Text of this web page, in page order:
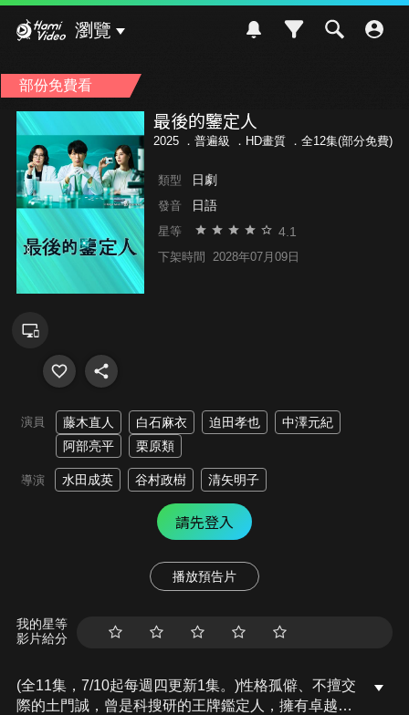
瀏覽
部份免費看
最後的鑒定人
2025 ． 普遍級 ．HD畫質 ．全12集(部分免費)
類型 日劇
發音 日語
星等 4.1
下架時間 2028年07月09日
演員 藤木直人 白石麻衣 迫田孝也
中澤元紀
阿部亮平
栗原類
導演 水田成英 谷村政樹 清矢明子
請先登入
播放預告片
我的星等
影片給分
(全11集，7/10起每週四更新1集。)性格孤僻、不擅交
際的土門誠，曾是科搜研的王牌鑑定人，擁有卓越非